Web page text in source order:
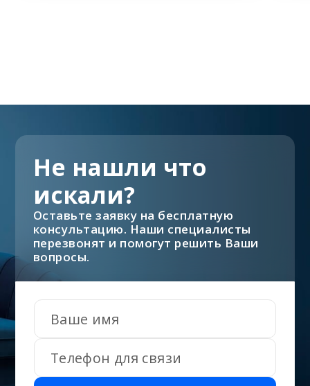
Не нашли что
искали?
Оставьте заявку на бесплатную
консультацию. Наши специалисты
перезвонят и помогут решить Ваши
вопросы.